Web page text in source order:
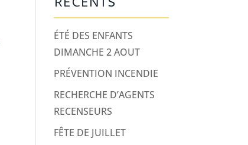
ÉTÉ DES ENFANTS
DIMANCHE 2 AOUT
PRÉVENTION INCENDIE
RECHERCHE D’AGENTS
RECENSEURS
FÊTE DE JUILLET